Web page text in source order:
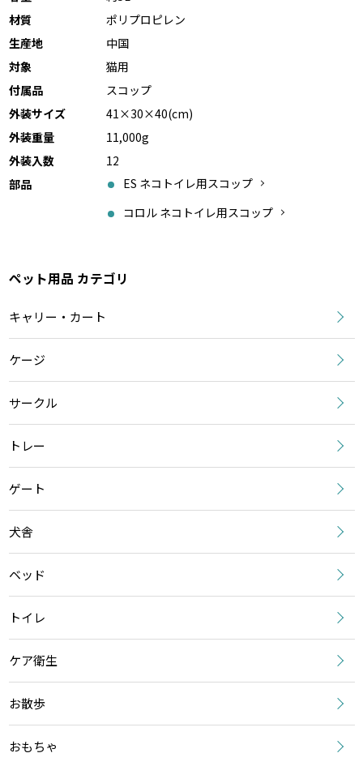
材質
ポリプロピレン
生産地
中国
対象
猫用
付属品
スコップ
外装サイズ
41×30×40(cm)
外装重量
11,000g
外装入数
12
部品
ES ネコトイレ用スコップ
コロル ネコトイレ用スコップ
ペット用品 カテゴリ
キャリー・カート
ケージ
サークル
トレー
ゲート
犬舎
ベッド
トイレ
ケア衛生
お散歩
おもちゃ